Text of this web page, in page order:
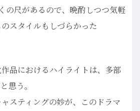
の尺があるので、晩酌しつつ気軽
スタイルもしづらかった
品におけるハイライトは、多部
思う。
スティングの妙が、このドラマ